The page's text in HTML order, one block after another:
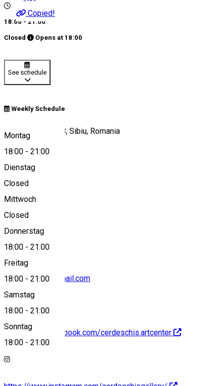
Copied!
18:00 - 21:00
Closed Opens at 18:00
See schedule
Weekly Schedule
Montag
18:00 - 21:00
Dienstag
Closed
Mittwoch
Closed
Donnerstag
18:00 - 21:00
Freitag
18:00 - 21:00
Samstag
18:00 - 21:00
Sonntag
18:00 - 21:00
Strada Faurului 18, Sibiu, Romania
View on map
cer.deschis1@gmail.com
https://www.facebook.com/cerdeschis.artcenter